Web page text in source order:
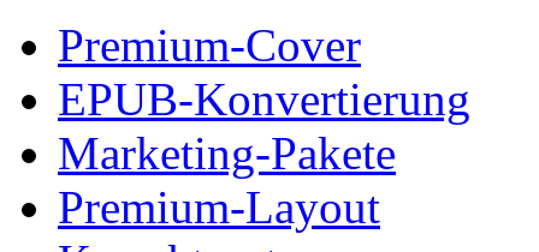
Premium-Cover
EPUB-Konvertierung
Marketing-Pakete
Premium-Layout